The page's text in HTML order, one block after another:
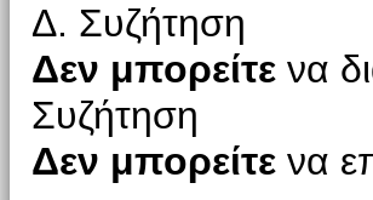
Δ. Συζήτηση
Δεν μπορείτενα
Συζήτηση
Δεν μπορείτενα